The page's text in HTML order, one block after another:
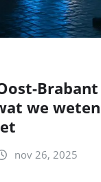
we
nov 26, 2025